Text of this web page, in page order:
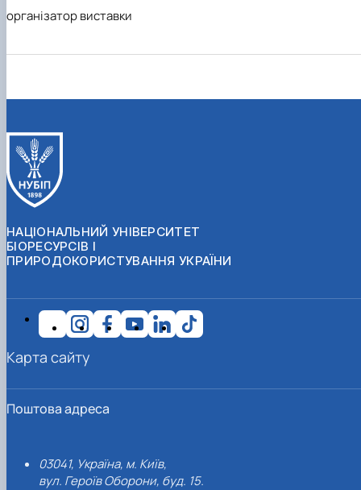
організатор виставки
НАЦІОНАЛЬНИЙ УНІВЕРСИТЕТ
БІОРЕСУРСІВ І
ПРИРОДОКОРИСТУВАННЯ УКРАЇНИ
Поштова адреса
03041, Україна, м. Київ,
вул. Героїв Оборони, буд. 15.
Карта сайту